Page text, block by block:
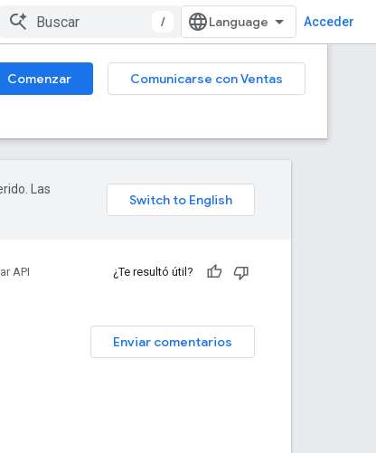
/ Acceder
Comenzar
Comunicarse con Ventas
Las
API
¿Te resultó útil?
Enviar comentarios